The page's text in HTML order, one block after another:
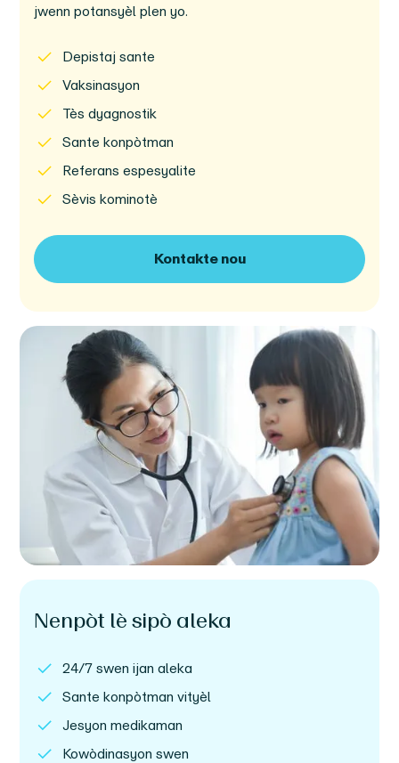
jwenn potansyèl plen yo.
Depistaj sante
Vaksinasyon
Tès dyagnostik
Sante konpòtman
Referans espesyalite
Sèvis kominotè
Kontakte nou
Nenpòt lè sipò aleka
24/7 swen ijan aleka
Sante konpòtman vityèl
Jesyon medikaman
Kowòdinasyon swen